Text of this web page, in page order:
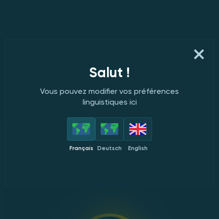
Salut !
Vous pouvez modifier vos préférences
linguistiques ici
Français Deutsch English